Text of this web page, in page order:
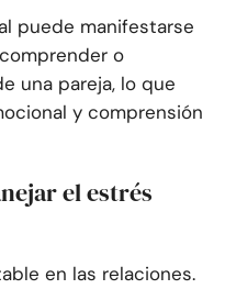
puede manifestarse
o
una pareja, lo que
y comprensión
el estrés
en las relaciones.